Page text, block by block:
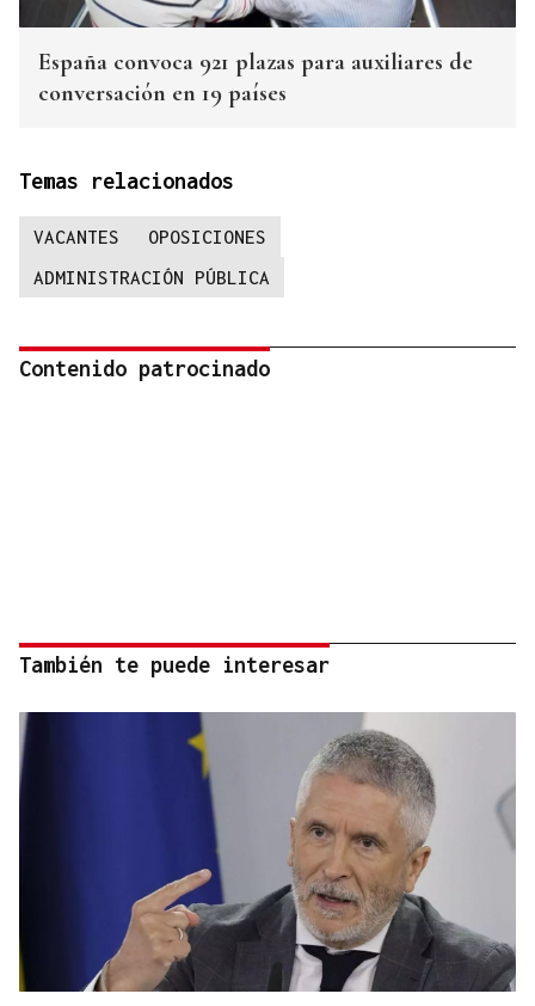
España convoca 921 plazas para auxiliares de
conversación en 19 países
Temas relacionados
VACANTES
OPOSICIONES
ADMINISTRACIÓN PÚBLICA
Contenido patrocinado
También te puede interesar